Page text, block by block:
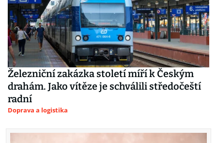
Železniční zakázka století míří k Českým
drahám. Jako vítěze je schválili středočeští
radní
Doprava a logistika